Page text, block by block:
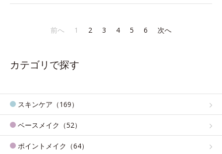
前へ 1 2 3 4 5 6 次へ
カテゴリで探す
スキンケア（169）
ベースメイク（52）
ポイントメイク（64）